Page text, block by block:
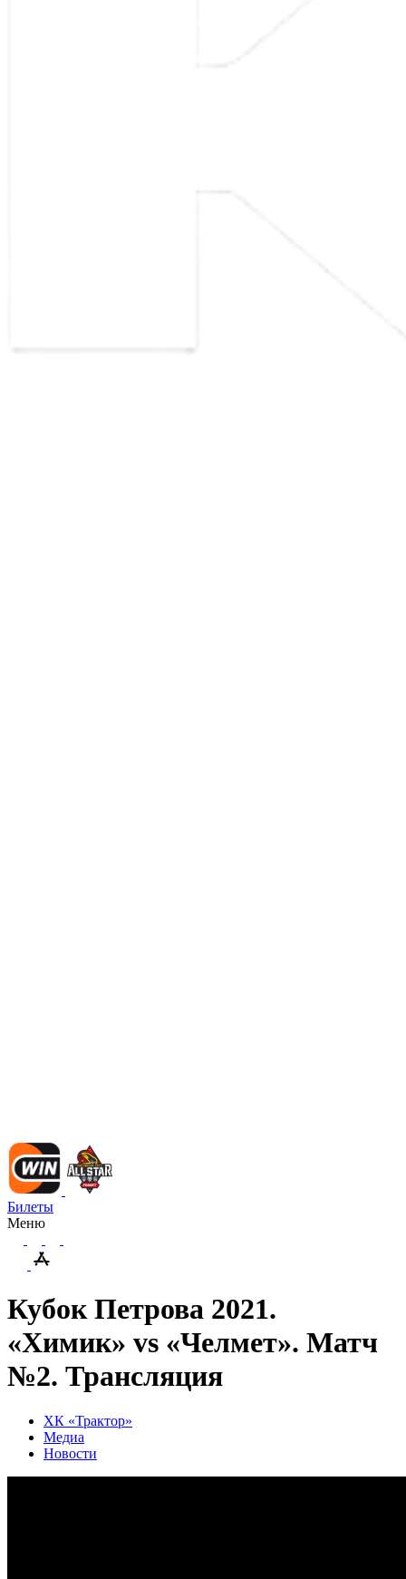
Билеты
Меню
Кубок Петрова 2021.
«Химик» vs «Челмет». Матч
№2. Трансляция
ХК «Трактор»
Медиа
Новости